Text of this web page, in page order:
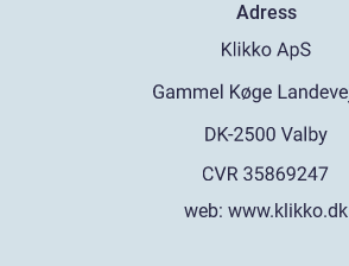
Adress
web: www.klikko.dk